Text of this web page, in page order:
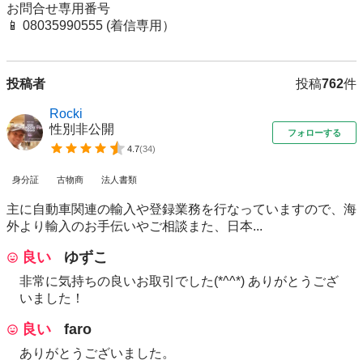
お問合せ専用番号
📱 08035990555 (着信専用）
投稿者 投稿762件
Rocki
性別非公開
4.7(34)
フォローする
身分証 古物商 法人書類
主に自動車関連の輸入や登録業務を行なっていますので、海
外より輸入のお手伝いやご相談また、日本...
良い ゆずこ
非常に気持ちの良いお取引でした(*^^*) ありがとうござ
いました！
良い faro
ありがとうございました。